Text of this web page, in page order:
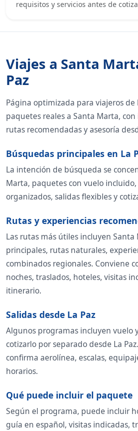
requisitos y servicios antes de
Viajes a Santa
Paz
Página optimizada para viajeros de
paquetes reales a Santa Marta,
rutas recomendadas y asesoría
Búsquedas principales en La
La intención de búsqueda se
Marta, paquetes con vuelo
organizados, salidas flexibles y
Rutas y experiencias
Las rutas más útiles incluyen
principales, rutas naturales,
combinados regionales. Conviene
noches, traslados, hoteles, visitas
itinerario.
Salidas desde La Paz
Algunos programas incluyen vuelo
cotizarlo por separado desde La
confirma aerolínea, escalas,
horarios.
Qué puede incluir el paquete
Según el programa, puede incluir
guía en español, visitas indicadas,